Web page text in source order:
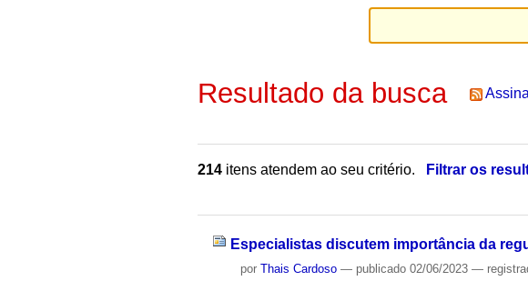
Resultado da busca
214 itens atendem ao seu critério.
Filtrar os
Especialistas discutem importância da
porThais Cardoso — publicado 02/06/2023—